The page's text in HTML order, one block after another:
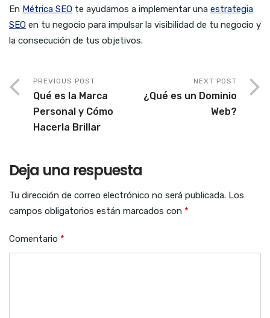
En Métrica SEO te ayudamos a implementar una estrategia
SEO en tu negocio para impulsar la visibilidad de tu negocio y
la consecución de tus objetivos.
PREVIOUS POST
Qué es la Marca
Personal y Cómo
Hacerla Brillar
NEXT POST
¿Qué es un Dominio
Web?
Deja una respuesta
Tu dirección de correo electrónico no será publicada. Los
campos obligatorios están marcados con *
Comentario *